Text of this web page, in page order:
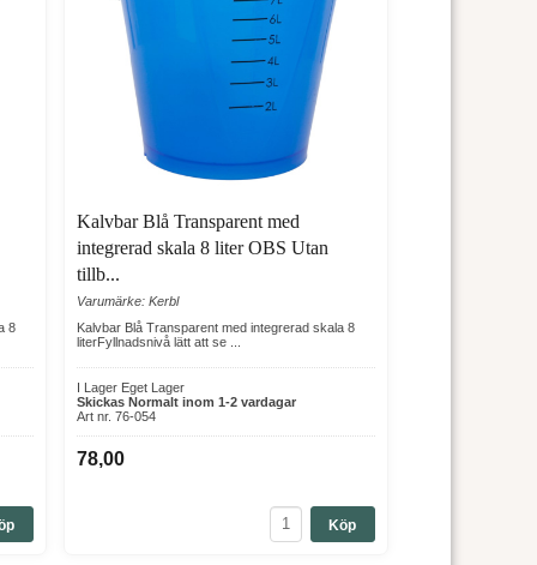
för napp och ventil, vilket gör att du
finns kalvbar 13 liter för fri tillgång, med
eller när du vill spara tid och få en
8
Kalvbar Blå Transparent med
integrerad skala 8 liter OBS Utan
tillb...
Varumärke: Kerbl
Kalvbar Blå Transparent med integrerad skala 8
literFyllnadsnivå lätt att se ...
I Lager Eget Lager
Skickas Normalt inom 1-2 vardagar
Art nr. 76-054
78,00
Köp